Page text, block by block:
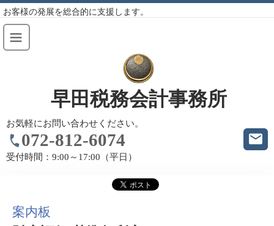
お客様の発展を総合的に支援します。
早田税務会計事務所
お気軽にお問い合わせください。
072-812-6074
受付時間： 9:00～17:00（平日）
案内板